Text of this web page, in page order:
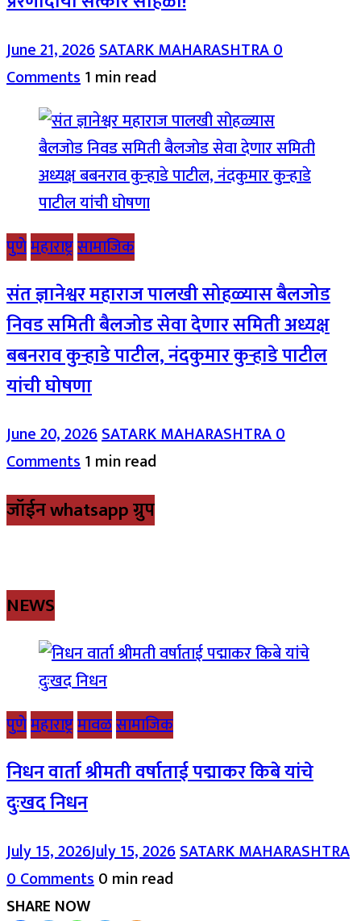
June 21, 2026SATARK MAHARASHTRA0
Comments1 min read
पुणेमहाराष्ट्रसामाजिक
संत ज्ञानेश्वर महाराज पालखी सोहळ्यास बैलजोड
निवड समिती बैलजोड सेवा देणार समिती अध्यक्ष
बबनराव कुऱ्हाडे पाटील, नंदकुमार कुऱ्हाडे पाटील
यांची घोषणा
June 20, 2026SATARK MAHARASHTRA0
Comments1 min read
जॉईन whatsapp ग्रुप
NEWS
पुणेमहाराष्ट्रमावळसामाजिक
निधन वार्ता श्रीमती वर्षाताई पद्माकर किबे यांचे
दुःखद निधन
July 15, 2026July 15, 2026SATARK MAHARASHTRA
0 Comments0 min read
SHARE NOW